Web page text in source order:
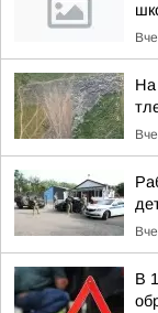
На
В